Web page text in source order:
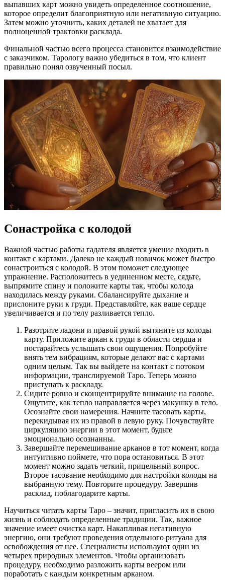
выпавших карт можно увидеть определенное соотношение,
которое определит благоприятную или негативную ситуацию.
Затем можно уточнить, каких деталей не хватает для
полноценной трактовки расклада.
Финальной частью всего процесса становится взаимодействие
с заказчиком. Тарологу важно убедиться в том, что клиент
правильно понял озвученный посыл.
Сонастройка с колодой
Важной частью работы гадателя является умение входить в
контакт с картами. Далеко не каждый новичок может быстро
сонастроиться с колодой. В этом поможет следующее
упражнение. Расположитесь в уединенном месте, сядьте,
выпрямите спину и положите карты так, чтобы колода
находилась между руками. Сбалансируйте дыхание и
прислоните руки к груди. Представляйте, как ваше сердце
увеличивается и по телу разливается тепло.
Разотрите ладони и правой рукой вытяните из колоды
карту. Приложите аркан к груди в области сердца и
постарайтесь услышать свои ощущения. Попробуйте
внять тем вибрациям, которые делают вас с картами
одним целым. Так вы выйдете на контакт с потоком
информации, транслируемой Таро. Теперь можно
приступать к раскладу.
Сидите ровно и сконцентрируйте внимание на голове.
Ощутите, как тепло направляется через макушку в тело.
Осознайте свои намерения. Начните тасовать карты,
перекидывая их из правой в левую руку. Почувствуйте
циркуляцию энергии в этот момент, будьте
эмоционально осознанны.
Завершайте перемешивание арканов в тот момент, когда
интуитивно поймете, что пора остановиться. В этот
момент можно задать четкий, прицельный вопрос.
Второе тасование необходимо для настройки колоды на
выбранную тему. Повторите процедуру. Завершив
расклад, поблагодарите карты.
Научиться читать карты Таро – значит, пригласить их в свою
жизнь и соблюдать определенные традиции. Так, важное
значение имеет очистка карт. Накапливая негативную
энергию, они требуют проведения отдельного ритуала для
освобождения от нее. Специалисты используют один из
четырех природных элементов. Чтобы организовать
процедуру, необходимо разложить карты веером или
поработать с каждым конкретным арканом.